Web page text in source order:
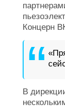
Концерн
В